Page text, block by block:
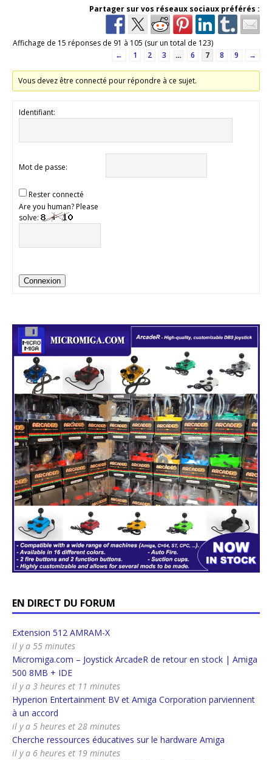
Partager sur vos réseaux sociaux préférés :
Affichage de 15 réponses de 91 à 105 (sur un total de 123)
←
1 2 3 … 6 7 8 9 →
Vous devez être connecté pour répondre à ce sujet.
Identifiant:
Mot de passe:
Rester connecté
Are you human? Please
solve:
Connexion
EN DIRECT DU FORUM
Extension 512 AMRAM-X
il y a 55 minutes
Micromiga.com – Joystick ArcadeR de retour en stock | Amiga
500 8MB + IDE
il y a 3 heures et 11 minutes
Hyperion Entertainment BV et Amiga Corporation parviennent
à un accord
il y a 5 heures et 28 minutes
Cherche ressources éducatives sur le hardware Amiga
il y a 6 heures et 19 minutes